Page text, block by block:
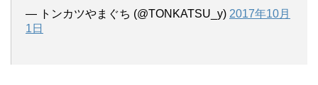
— トンカツやまぐち (@TONKATSU_y) 2017年10月
1日